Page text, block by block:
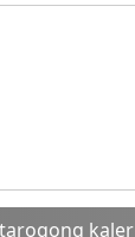
tarogong kaler